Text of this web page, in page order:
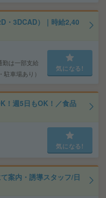
・3DCAD）｜時給2,40
勤は一部支給
車場あり）
気になる!
！週5日もOK！／食品
気になる!
案内・誘導スタッフ/日